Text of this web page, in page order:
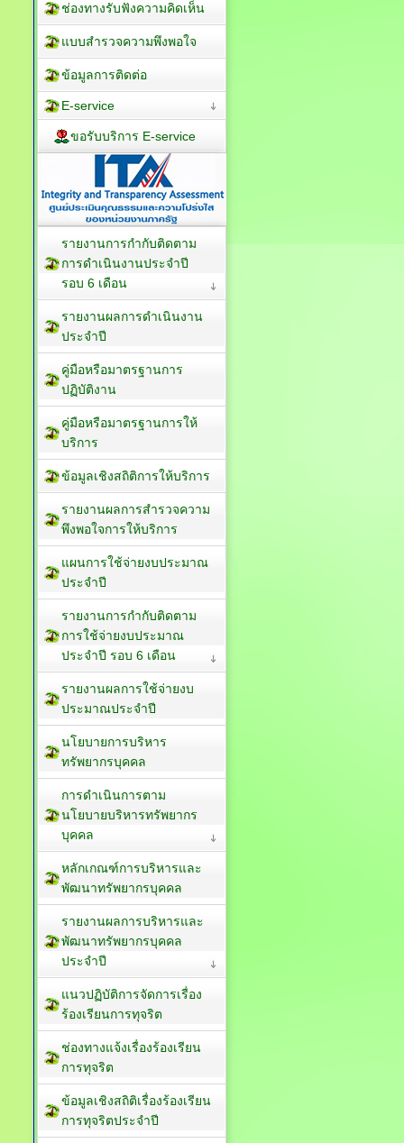
ช่องทางรับฟังความคิดเห็น
แบบสำรวจความพึงพอใจ
ข้อมูลการติดต่อ
E-service
ขอรับบริการ E-service
รายงานการกำกับติดตาม
การดำเนินงานประจำปี
รอบ 6 เดือน
รายงานผลการดำเนินงาน
ประจำปี
คู่มือหรือมาตรฐานการ
ปฏิบัติงาน
คู่มือหรือมาตรฐานการให้
บริการ
ข้อมูลเชิงสถิติการให้บริการ
รายงานผลการสำรวจความ
พึงพอใจการให้บริการ
แผนการใช้จ่ายงบประมาณ
ประจำปี
รายงานการกำกับติดตาม
การใช้จ่ายงบประมาณ
ประจำปี รอบ 6 เดือน
รายงานผลการใช้จ่ายงบ
ประมาณประจำปี
นโยบายการบริหาร
ทรัพยากรบุคคล
การดำเนินการตาม
นโยบายบริหารทรัพยากร
บุคคล
หลักเกณฑ์การบริหารและ
พัฒนาทรัพยากรบุคคล
รายงานผลการบริหารและ
พัฒนาทรัพยากรบุคคล
ประจำปี
แนวปฏิบัติการจัดการเรื่อง
ร้องเรียนการทุจริต
ช่องทางแจ้งเรื่องร้องเรียน
การทุจริต
ข้อมูลเชิงสถิติเรื่องร้องเรียน
การทุจริตประจำปี